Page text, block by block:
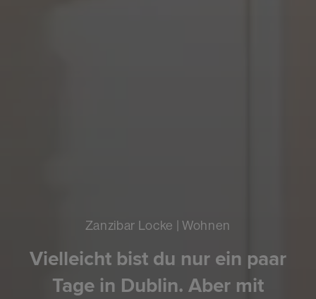
Zanzibar Locke | Wohnen
Vielleicht bist du nur ein paar
Tage in Dublin. Aber mit